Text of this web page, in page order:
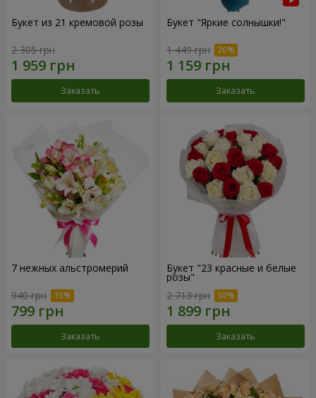
Букет из 21 кремовой розы
2 305 грн
Заказать
Букет "Яркие солнышки!"
1 449 грн
Заказать
7 нежных альстромерий
940 грн
Заказать
Букет "23 красные и белые
розы"
2 713 грн
Заказать